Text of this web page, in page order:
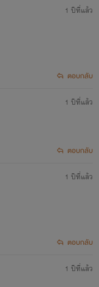
1 ปีที่แล้ว
ตอบกลับ
1 ปีที่แล้ว
ตอบกลับ
1 ปีที่แล้ว
ตอบกลับ
1 ปีที่แล้ว